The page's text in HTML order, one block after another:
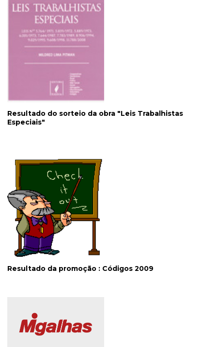
Resultado do sorteio da obra "Leis Trabalhistas
Especiais"
Resultado da promoção : Códigos 2009